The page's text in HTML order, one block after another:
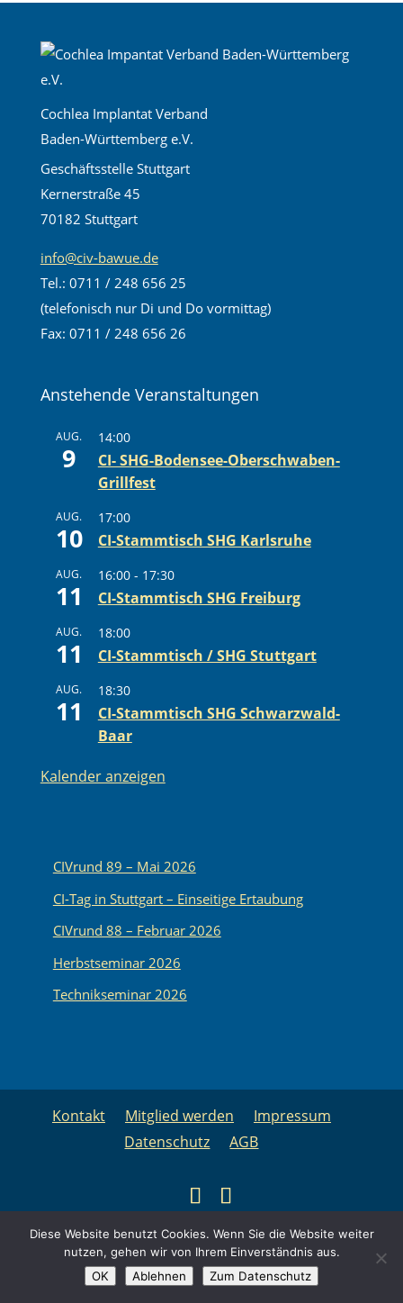
Cochlea Implantat Verband
Baden-Württemberg e.V.
Geschäftsstelle Stuttgart
Kernerstraße 45
70182 Stuttgart
info@civ-bawue.de
Tel.: 0711 / 248 656 25
(telefonisch nur Di und Do vormittag)
Fax: 0711 / 248 656 26
Anstehende Veranstaltungen
AUG.
9
14:00
CI- SHG-Bodensee-Oberschwaben-
Grillfest
AUG.
10
17:00
CI-Stammtisch SHG Karlsruhe
AUG.
11
16:00- 17:30
CI-Stammtisch SHG Freiburg
AUG.
11
18:00
CI-Stammtisch / SHG Stuttgart
AUG.
11
18:30
CI-Stammtisch SHG Schwarzwald-
Baar
Kalender anzeigen
CIVrund 89 – Mai 2026
CI-Tag in Stuttgart – Einseitige Ertaubung
CIVrund 88 – Februar 2026
Herbstseminar 2026
Technikseminar 2026
Kontakt Mitglied werden
Impressum
Datenschutz
AGB
Copyright © 2025 Cochlea Implantat Verband
Baden-Württemberg e.V. | Realisiert von
Internetagentur Keck, Renningen
Diese Website benutzt Cookies. Wenn Sie die Website weiter
nutzen, gehen wir von Ihrem Einverständnis aus.
OK
Ablehnen Zum Datenschutz